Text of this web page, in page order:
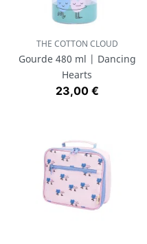
THE COTTON CLOUD
Gourde 480 ml | Dancing
Hearts
Prix
23,00 €